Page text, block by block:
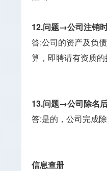
12.问题→公司注销
答:公司的资产及负
算，即聘请有资质的
13.问题→公司除名
答:是的，公司完成
信息查册